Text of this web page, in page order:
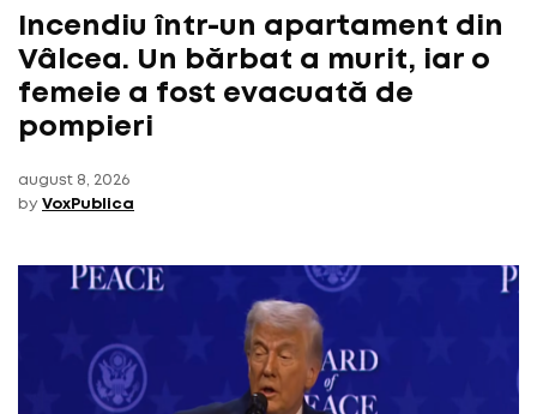
Incendiu într-un apartament din
Vâlcea. Un bărbat a murit, iar o
femeie a fost evacuată de
pompieri
august 8, 2026
by VoxPublica